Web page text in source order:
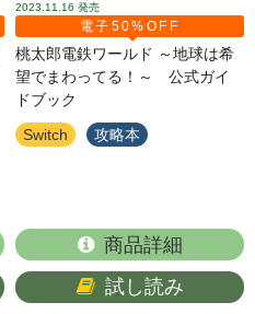
2023.11.16 発売
電子50%OFF
桃太郎電鉄ワールド ～地球は希
望でまわってる！～ 公式ガイ
ドブック
Switch 攻略本
商品詳細
試し読み